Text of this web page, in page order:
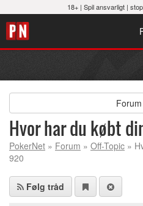
18+ | Spil ansvarligt|
Forum
Hvor har du købt
PokerNet » Forum » Off-Topic »
920
Følg tråd